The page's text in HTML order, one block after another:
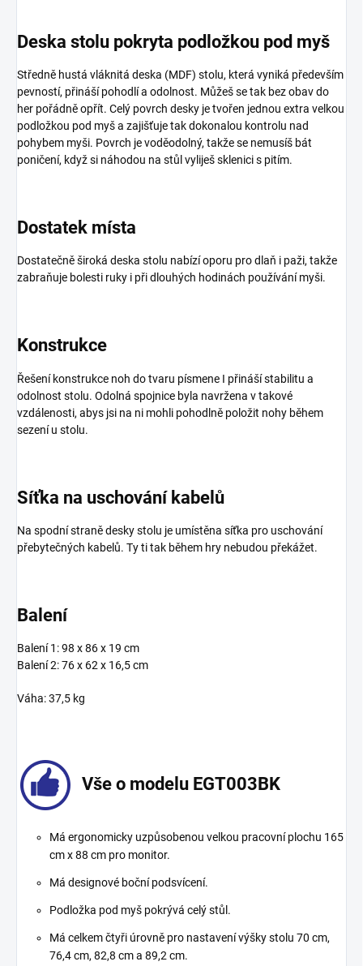
Deska stolu pokryta podložkou pod myš
Středně hustá vláknitá deska (MDF) stolu, která vyniká především
pevností, přináší pohodlí a odolnost. Můžeš se tak bez obav do
her pořádně opřít. Celý povrch desky je tvořen jednou extra velkou
podložkou pod myš a zajišťuje tak dokonalou kontrolu nad
pohybem myši. Povrch je voděodolný, takže se nemusíš bát
poničení, když si náhodou na stůl vyliješ sklenici s pitím.
Dostatek místa
Dostatečně široká deska stolu nabízí oporu pro dlaň i paži, takže
zabraňuje bolesti ruky i při dlouhých hodinách používání myši.
Konstrukce
Řešení konstrukce noh do tvaru písmene I přináší stabilitu a
odolnost stolu. Odolná spojnice byla navržena v takové
vzdálenosti, abys jsi na ni mohli pohodlně položit nohy během
sezení u stolu.
Síťka na uschování kabelů
Na spodní straně desky stolu je umístěna síťka pro uschování
přebytečných kabelů. Ty ti tak během hry nebudou překážet.
Balení
Balení 1: 98 x 86 x 19 cm
Balení 2: 76 x 62 x 16,5 cm
Váha: 37,5 kg
Vše o modelu EGT003BK
Má ergonomicky uzpůsobenou velkou pracovní plochu 165
cm x 88 cm pro monitor.
Má designové boční podsvícení.
Podložka pod myš pokrývá celý stůl.
Má celkem čtyři úrovně pro nastavení výšky stolu 70 cm,
76,4 cm, 82,8 cm a 89,2 cm.